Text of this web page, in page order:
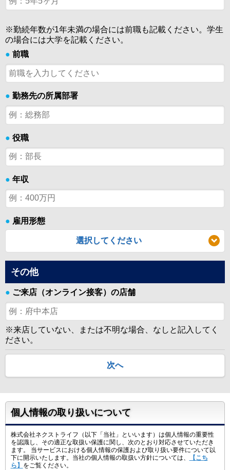
※勤続年数が1年未満の場合には前職も記載ください。学生
の場合には大学を記載ください。
● 前職
● 勤務先の所属部署
● 役職
● 年収
● 雇用形態
選択してください
その他
● ご来店（オンライン接客）の店舗
※来店していない、または不明な場合、なしと記入してく
ださい。
次へ
個人情報の取り扱いについて
株式会社ネクストライフ（以下「当社」といいます）は個人情報の重要性
を認識し、その適正な取扱い保護に関し、次のとおり対応させていただき
ます。 当サービスにおける個人情報の保護および取り扱い要件について以
下に開示いたします。当社の個人情報の取扱い方針については、
【こち
ら】
をご覧ください。